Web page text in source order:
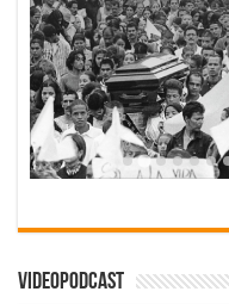
Videopodcast